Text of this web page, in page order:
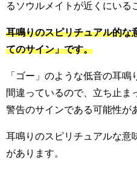
るソウルメイトが近くにいる
耳鳴りのスピリチュアル的な
てのサイン」です。
「ゴー」のような低音の耳
間違っているので、立ち止ま
警告のサインである可能性が
耳鳴りのスピリチュアルな意
があります。